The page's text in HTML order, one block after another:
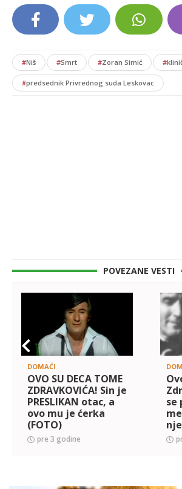
#Niš #Smrt #Zoran Simić #
#predsednik Privrednog suda Leskovac
POVEZANE VESTI
DOMAĆI
OVO SU DECA TOME
ZDRAVKOVIĆA! Sin je
PRESLIKAN otac, a
ovo mu je ćerka
(FOTO)
pre 3 godine
se